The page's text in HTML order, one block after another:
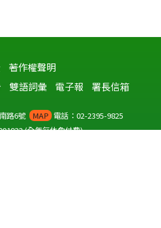
著作權聲明
雙語詞彙 電子報 署長信箱
路6號 MAP 電話：02-2395-9825
(全年無休免付費)